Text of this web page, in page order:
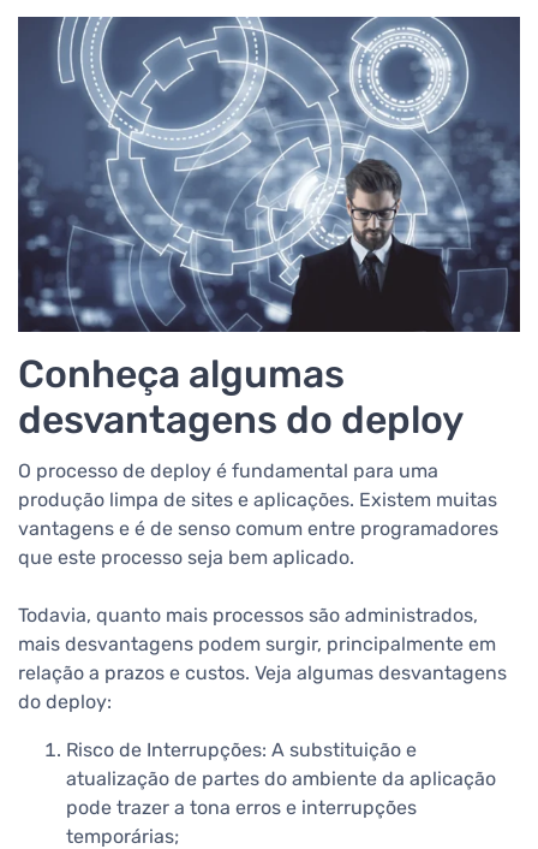
Conheça algumas
desvantagens do deploy
O processo de deploy é fundamental para uma
produção limpa de sites e aplicações. Existem muitas
vantagens e é de senso comum entre programadores
que este processo seja bem aplicado.
Todavia, quanto mais processos são administrados,
mais desvantagens podem surgir, principalmente em
relação a prazos e custos. Veja algumas desvantagens
do deploy:
Risco de Interrupções: A substituição e
atualização de partes do ambiente da aplicação
pode trazer a tona erros e interrupções
temporárias;